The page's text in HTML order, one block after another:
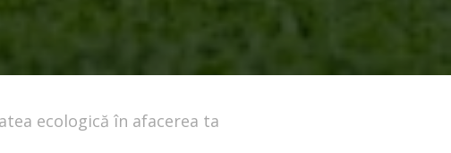
ecologică în afacerea ta